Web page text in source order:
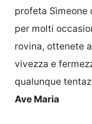
profeta Sìmeone
per molti
rovina, ottenete
vivezza e
qualunque
Ave Maria